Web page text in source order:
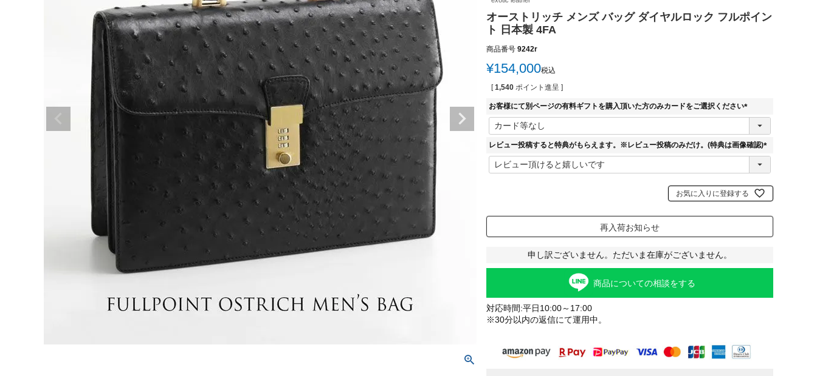
オーストリッチ メンズ バッグ ダイヤルロック フルポイン
ト 日本製 4FA
商品番号 9242r
¥154,000税込
[ 1,540 ポイント進呈 ]
お客様にて別ページの有料ギフトを購入頂いた方のみカードをご選択ください
(
須
レビュー投稿すると特典がもらえます。※レビュー投稿のみだけ。(特典は画像確認)
(
)
お気に入りに登録する
再入荷お知らせ
申し訳ございません。ただいま在庫がございません。
商品についての相談をする
対応時間:平日10:00～17:00
※30分以内の返信にて運用中。